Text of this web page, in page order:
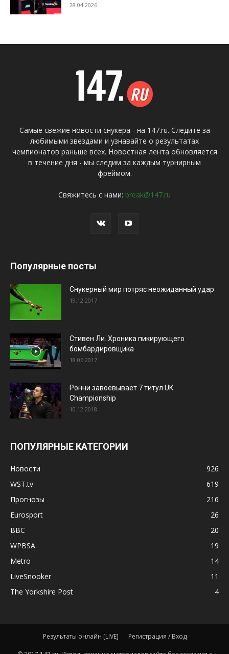
28.04.2026
Самые свежие новости снукера - на 147.ru. Следите за
любимыми звездами и узнавайте о результатах
чемпионатов раньше всех. Новостная лента обновляется
в течение дня - мы следим за каждым турнирным
фреймом.
Свяжитесь с нами: break@147.ru
Популярные посты
Снукерный мир потряс неожиданный удар
19.12.2017
Стивен Ли. Хроника пикирующего
бомбардировщика
18.06.2017
Ронни завоёвывает 7 титул UK
Championship
10.12.2018
ПОПУЛЯРНЫЕ КАТЕГОРИИ
Новости
926
WST.tv
619
Прогнозы
216
Eurosport
26
BBC
20
WPBSA
19
Metro
14
LiveSnooker
11
The Yorkshire Post
4
Результаты онлайн [LIVE] Регистрация / Вход